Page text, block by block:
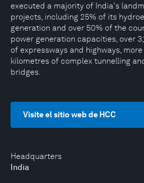
Headquarters
India
executed a majority of India's
projects, including 25% of its
generation and over 50% of the
power generation capacities, over
of expressways and highways,
kilometres of complex tunnelling
bridges.
Visite el sitio web de HCC